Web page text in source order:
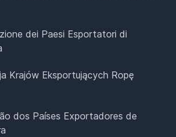
dei Paesi Esportatori di
Krajów Eksportujących Ropę
dos Países Exportadores de